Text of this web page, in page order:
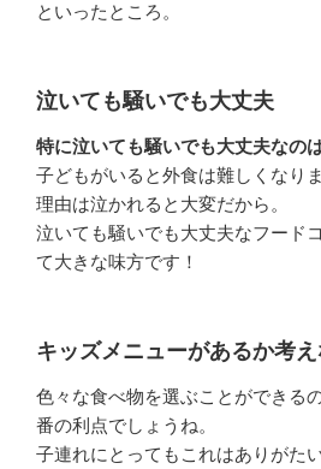
といったところ。
泣いても騒いでも大丈夫
特に泣いても騒いでも大丈夫なの
子どもがいると外食は難しくなりま
理由は泣かれると大変だから。
泣いても騒いでも大丈夫なフード
て大きな味方です！
キッズメニューがあるか考
色々な食べ物を選ぶことができる
番の利点でしょうね。
子連れにとってもこれはありがたい